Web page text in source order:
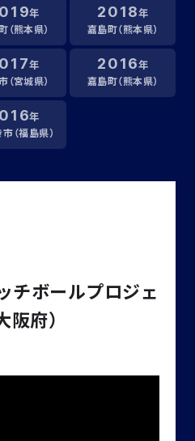
年
（熊本県）
2018年
嘉島町（熊本県）
年
（宮城県）
2016年
嘉島町（熊本県）
年
（福島県）
チボールプロジェ
阪府）